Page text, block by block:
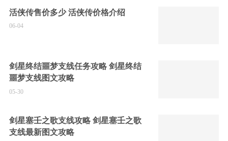
活侠传售价多少 活侠传价格介绍
06-04
剑星终结噩梦支线任务攻略 剑星终结
噩梦支线图文攻略
05-30
剑星塞壬之歌支线攻略 剑星塞壬之歌
支线最新图文攻略